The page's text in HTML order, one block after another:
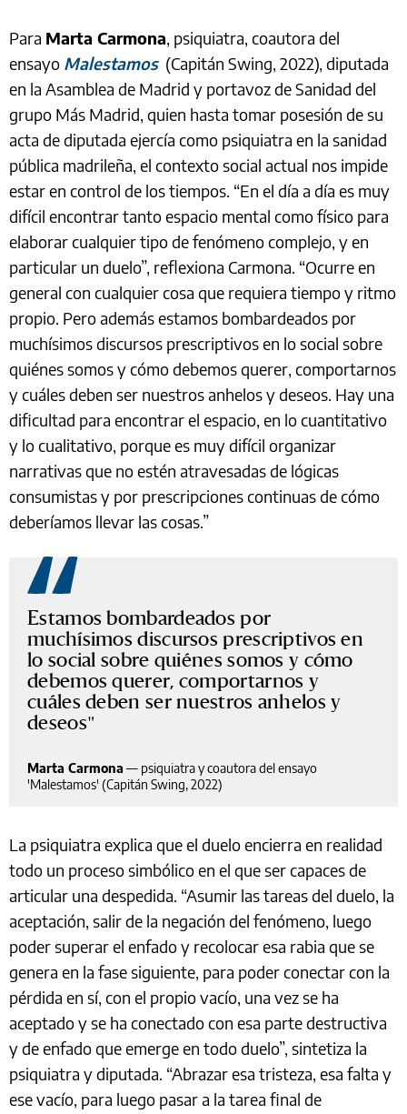
Para Marta Carmona, psiquiatra, coautora del
ensayo Malestamos (Capitán Swing, 2022), diputada
en la Asamblea de Madrid y portavoz de Sanidad del
grupo Más Madrid, quien hasta tomar posesión de su
acta de diputada ejercía como psiquiatra en la sanidad
pública madrileña, el contexto social actual nos impide
estar en control de los tiempos. “En el día a día es muy
difícil encontrar tanto espacio mental como físico para
elaborar cualquier tipo de fenómeno complejo, y en
particular un duelo”, reflexiona Carmona. “Ocurre en
general con cualquier cosa que requiera tiempo y ritmo
propio. Pero además estamos bombardeados por
muchísimos discursos prescriptivos en lo social sobre
quiénes somos y cómo debemos querer, comportarnos
y cuáles deben ser nuestros anhelos y deseos. Hay una
dificultad para encontrar el espacio, en lo cuantitativo
y lo cualitativo, porque es muy difícil organizar
narrativas que no estén atravesadas de lógicas
consumistas y por prescripciones continuas de cómo
deberíamos llevar las cosas.”
Estamos bombardeados por
muchísimos discursos prescriptivos en
lo social sobre quiénes somos y cómo
debemos querer, comportarnos y
cuáles deben ser nuestros anhelos y
deseos
Marta Carmona — psiquiatra y coautora del ensayo
'Malestamos' (Capitán Swing, 2022)
La psiquiatra explica que el duelo encierra en realidad
todo un proceso simbólico en el que ser capaces de
articular una despedida. “Asumir las tareas del duelo, la
aceptación, salir de la negación del fenómeno, luego
poder superar el enfado y recolocar esa rabia que se
genera en la fase siguiente, para poder conectar con la
pérdida en sí, con el propio vacío, una vez se ha
aceptado y se ha conectado con esa parte destructiva
y de enfado que emerge en todo duelo”, sintetiza la
psiquiatra y diputada. “Abrazar esa tristeza, esa falta y
ese vacío, para luego pasar a la tarea final de